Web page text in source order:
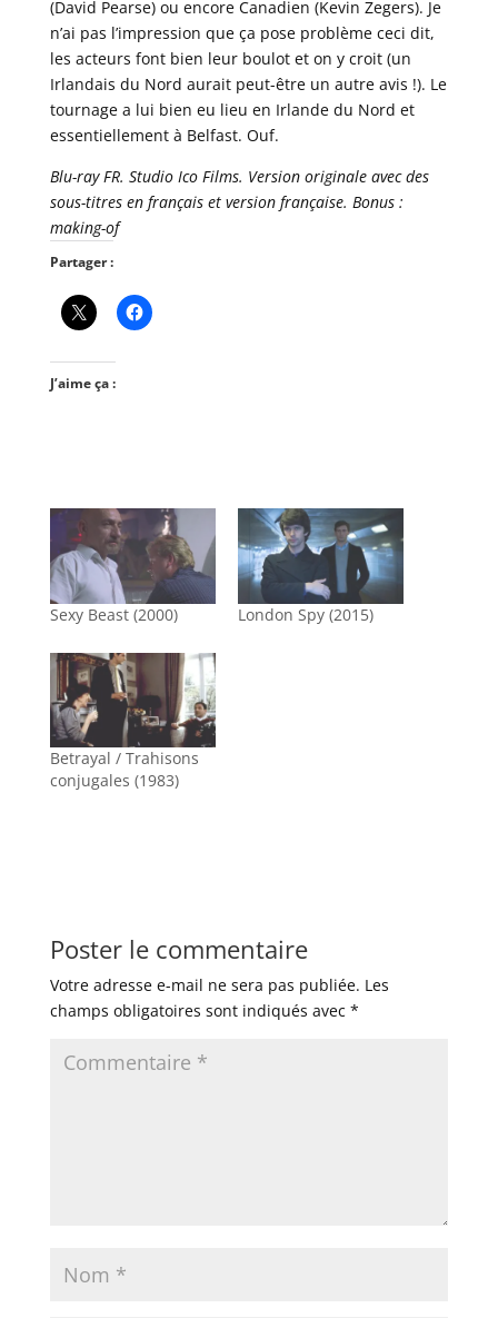
(David Pearse) ou encore Canadien (Kevin Zegers). Je
n’ai pas l’impression que ça pose problème ceci dit,
les acteurs font bien leur boulot et on y croit (un
Irlandais du Nord aurait peut-être un autre avis !). Le
tournage a lui bien eu lieu en Irlande du Nord et
essentiellement à Belfast. Ouf.
Blu-ray FR. Studio Ico Films. Version originale avec des
sous-titres en français et version française. Bonus :
making-of
Partager :
J’aime ça :
Sexy Beast (2000) London Spy (2015)
Betrayal / Trahisons
conjugales (1983)
Poster le commentaire
Votre adresse e-mail ne sera pas publiée. Les
champs obligatoires sont indiqués avec *